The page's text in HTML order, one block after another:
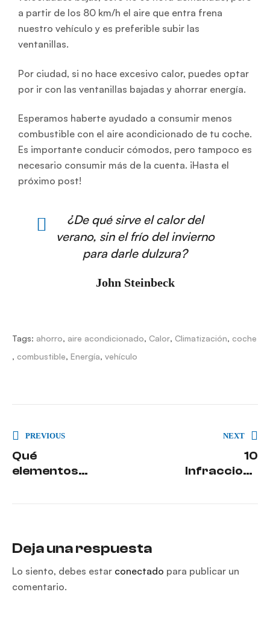
a partir de los 80 km/h el aire que entra frena
nuestro vehículo y es preferible subir las
ventanillas.
Por ciudad, si no hace excesivo calor, puedes optar
por ir con las ventanillas bajadas y ahorrar energía.
Esperamos haberte ayudado a consumir menos
combustible con el aire acondicionado de tu coche.
Es importante conducir cómodos, pero tampoco es
necesario consumir más de la cuenta. ¡Hasta el
próximo post!
¿De qué sirve el calor del
verano, sin el frío del invierno
para darle dulzura?
John Steinbeck
Tags: ahorro, aire acondicionado, Calor, Climatización, coche
, combustible, Energía, vehículo
PREVIOUS
Qué
elementos
salir de viaje
NEXT
10
Infraccione
Deja una respuesta
Lo siento, debes estar conectado para publicar un
comentario.